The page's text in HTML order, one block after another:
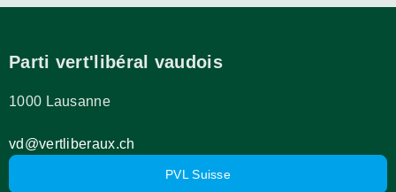
Parti vert'libéral vaudois
1000 Lausanne
vd@vertliberaux.ch
PVL Suisse